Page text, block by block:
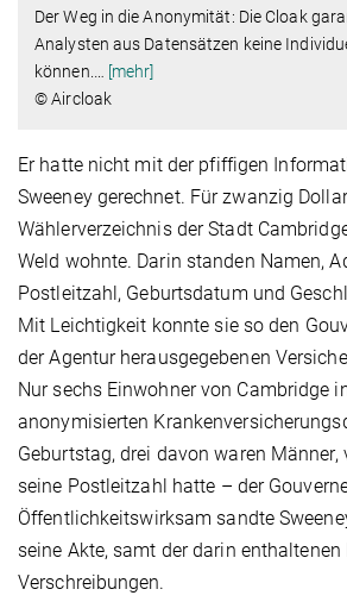
Der Weg in die Anonymität: Die Cloak
Analysten aus Datensätzen keine
können.
[mehr]
© Aircloak
Er hatte nicht mit der pfiffigen
Sweeney gerechnet. Für zwanzig
Wählerverzeichnis der Stadt
Weld wohnte. Darin standen Namen,
Postleitzahl, Geburtsdatum und
Mit Leichtigkeit konnte sie so den
der Agentur herausgegebenen
Nur sechs Einwohner von Cambridge
anonymisierten
Geburtstag, drei davon waren Männer,
seine Postleitzahl hatte – der
Öffentlichkeitswirksam sandte
seine Akte, samt der darin enthaltenen
Verschreibungen.